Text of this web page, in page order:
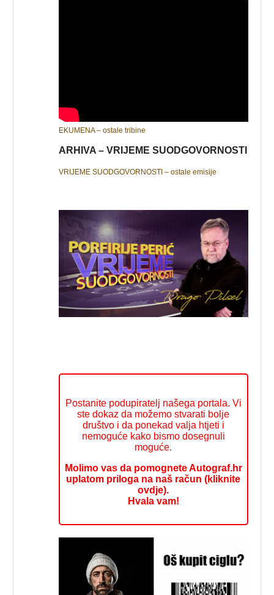
EKUMENA – ostale tribine
ARHIVA – VRIJEME SUODGOVORNOSTI
VRIJEME SUODGOVORNOSTI – ostale emisije
Postanite podupiratelj našega portala. Vi
ste dokaz da možemo stvarati bolje
društvo i da ponekad valja htjeti i
nemoguće kako bismo dosegnuli
moguće.
Molimo vas da pomognete Autograf.hr
uplatom priloga na naš račun (kliknite
ovdje).
Hvala vam!